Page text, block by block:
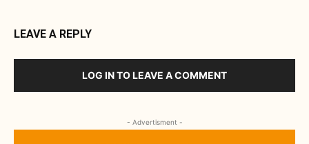
LEAVE A REPLY
LOG IN TO LEAVE A COMMENT
- Advertisment -